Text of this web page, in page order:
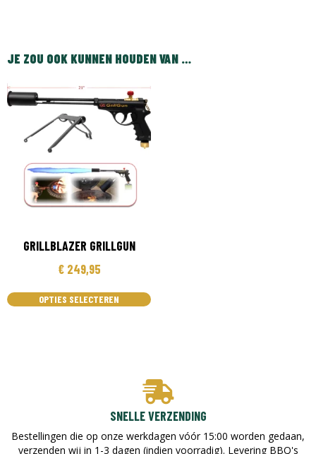
JE ZOU OOK KUNNEN HOUDEN VAN …
GRILLBLAZER GRILLGUN
€249,95
OPTIES SELECTEREN
SNELLE VERZENDING
Bestellingen die op onze werkdagen vóór 15:00 worden gedaan,
verzenden wij in 1-3 dagen (indien voorradig). Levering BBQ's